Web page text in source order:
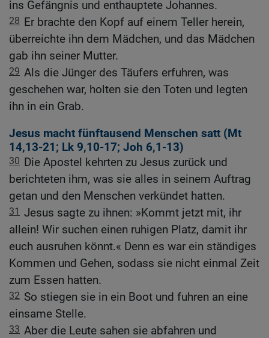
ins Gefängnis und enthauptete Johannes.
28 Er brachte den Kopf auf einem Teller herein,
überreichte ihn dem Mädchen, und das Mädchen
gab ihn seiner Mutter.
29 Als die Jünger des Täufers erfuhren, was
geschehen war, holten sie den Toten und legten
ihn in ein Grab.
Jesus macht fünftausend Menschen satt (Mt
14,13-21; Lk 9,10-17; Joh 6,1-13)
30 Die Apostel kehrten zu Jesus zurück und
berichteten ihm, was sie alles in seinem Auftrag
getan und den Menschen verkündet hatten.
31 Jesus sagte zu ihnen: »Kommt jetzt mit, ihr
allein! Wir suchen einen ruhigen Platz, damit ihr
euch ausruhen könnt.« Denn es war ein ständiges
Kommen und Gehen, sodass sie nicht einmal Zeit
zum Essen hatten.
32 So stiegen sie in ein Boot und fuhren an eine
einsame Stelle.
33 Aber die Leute sahen sie abfahren und